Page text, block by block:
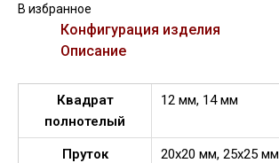
В избранное
Конфигурация изделия
Описание
Квадрат
полнотелый
12 мм, 14 мм
Пруток
20х20 мм, 25х25 мм